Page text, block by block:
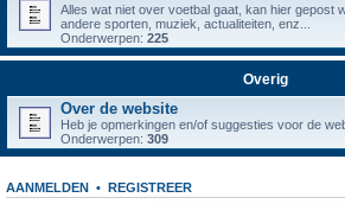
Alles wat niet over voetbal gaat, kan hier gepost
andere sporten, muziek, actualiteiten, enz...
Onderwerpen: 225
Overig
Over de website
Heb je opmerkingen en/of suggesties voor de
Onderwerpen: 309
AANMELDEN • REGISTREER